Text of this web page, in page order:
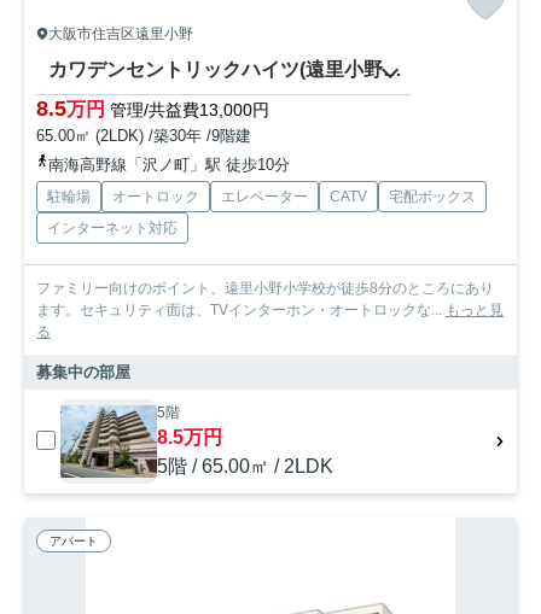
大阪市住吉区遠里小野
カワデンセントリックハイツ(遠里小野小学校区)
8.5万円 管理/共益費13,000円
65.00㎡ (2LDK) /築30年 /9階建
南海高野線「沢ノ町」駅 徒歩10分
駐輪場 オートロック エレベーター CATV
宅配ボックス
インターネット対応
ファミリー向けのポイント、遠里小野小学校が徒歩8分のところにあり
ます。セキュリティ面は、TVインターホン・オートロックな... もっと見
る
募集中の部屋
5階
8.5万円
5階 / 65.00㎡ / 2LDK
アパート